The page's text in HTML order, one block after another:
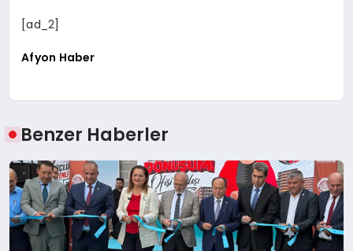
[ad_2]
Afyon Haber
Benzer Haberler